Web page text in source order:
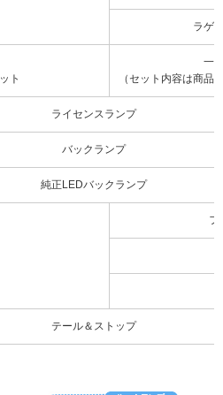
ラゲ
ト
一
（セット内容は商品
ライセンスランプ
バックランプ
純正LEDバックランプ
フ
テール＆ストップ